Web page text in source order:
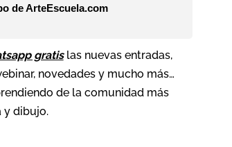
de ArteEscuela.com
gratislas nuevas entradas,
novedades y mucho más…
de la comunidad más
y dibujo.